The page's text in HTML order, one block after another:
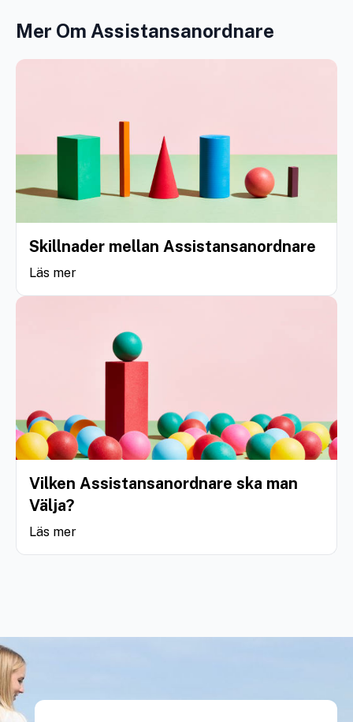
Mer Om Assistansanordnare
Skillnader mellan Assistansanordnare
Läs mer
Vilken Assistansanordnare ska man
Välja?
Läs mer